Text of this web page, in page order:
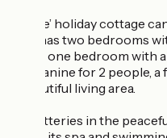
de Cèdre’ holiday cottage
It has two bedrooms
room, one bedroom with
a mezzanine for 2 people,
a beautiful living area.
your batteries in the